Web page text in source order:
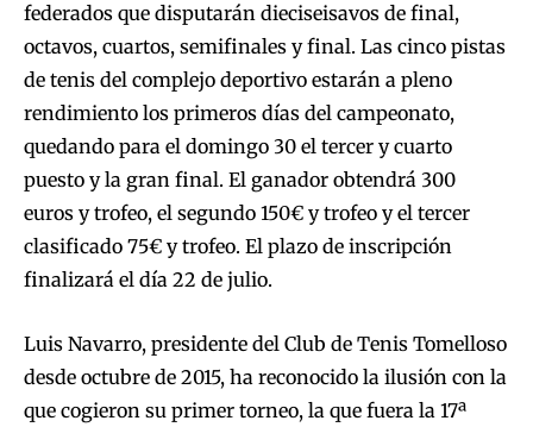
federados que disputarán dieciseisavos de final,
octavos, cuartos, semifinales y final. Las cinco pistas
de tenis del complejo deportivo estarán a pleno
rendimiento los primeros días del campeonato,
quedando para el domingo 30 el tercer y cuarto
puesto y la gran final. El ganador obtendrá 300
euros y trofeo, el segundo 150€ y trofeo y el tercer
clasificado 75€ y trofeo. El plazo de inscripción
finalizará el día 22 de julio.
Luis Navarro, presidente del Club de Tenis Tomelloso
desde octubre de 2015, ha reconocido la ilusión con la
que cogieron su primer torneo, la que fuera la 17ª